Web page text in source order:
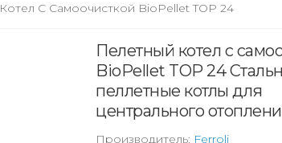
С Самоочисткой BioPellet TOP 24
Пелетный котел с
BioPellet TOP 24
пеллетные котлы для
центрального
Производитель: Ferroli